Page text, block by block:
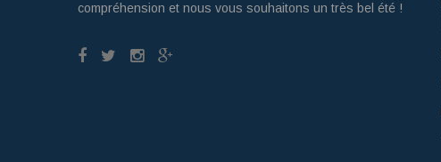
compréhension et nous vous souhaitons un très bel été !